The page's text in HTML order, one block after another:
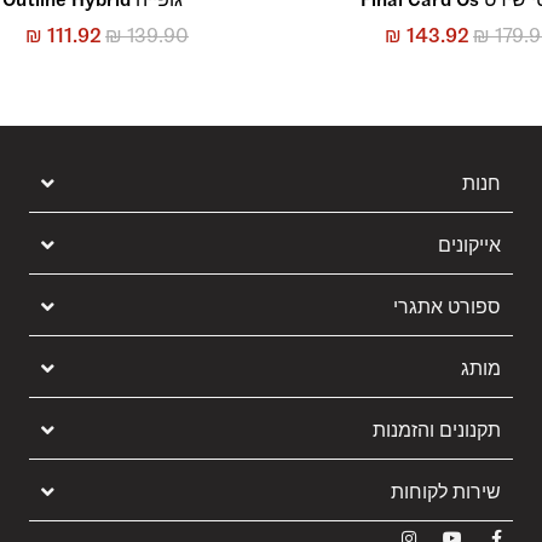
₪
₪ 143.92
₪139.90
₪ 111.92
חנות
אייקונים
ספורט אתגרי
מותג
תקנונים והזמנות
שירות לקוחות